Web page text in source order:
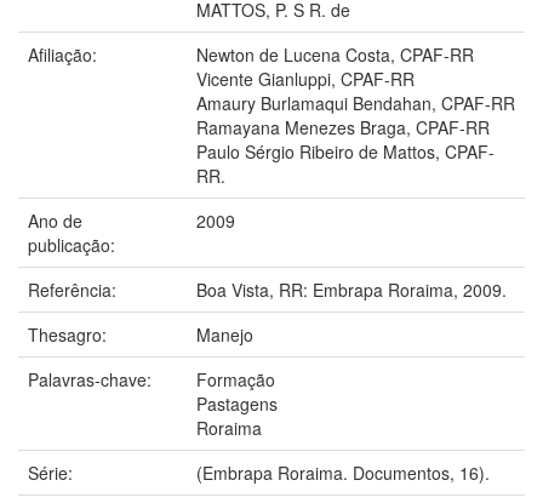
MATTOS, P. S R. de
Afiliação:
Newton de Lucena Costa, CPAF-RR
Vicente Gianluppi, CPAF-RR
Amaury Burlamaqui Bendahan, CPAF-RR
Ramayana Menezes Braga, CPAF-RR
Paulo Sérgio Ribeiro de Mattos, CPAF-
RR.
Ano de
publicação:
2009
Referência:
Boa Vista, RR: Embrapa Roraima, 2009.
Thesagro:
Manejo
Palavras-chave:
Formação
Pastagens
Roraima
Série:
(Embrapa Roraima. Documentos, 16).